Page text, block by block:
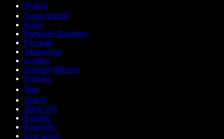
한국어
Norsk bokmål
Polski
Português Brasileiro
Русский
Українська
Español
Español (México)
Svenska
ไทย
Türkçe
Tiếng Việt
Română
Português
Български